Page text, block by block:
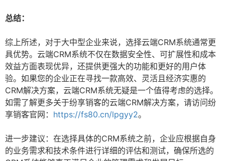
总结：
综上所述，对于大中型企业来说，选择云端CRM系统通常更
具优势。云端CRM系统不仅在数据安全性、可扩展性和成本
效益方面表现优异，还提供更强大的功能和更好的用户体
验。如果您的企业正在寻找一款高效、灵活且经济实惠的
CRM解决方案，云端CRM系统无疑是一个值得考虑的选择。
如需了解更多关于纷享销客的云端CRM解决方案，请访问纷
享销客官网： https://fs80.cn/lpgyy2。
进一步建议：在选择具体的CRM系统之前，企业应根据自身
的业务需求和技术条件进行详细的评估和测试，确保所选的